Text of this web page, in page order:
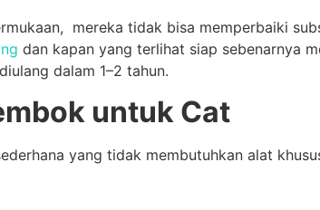
mereka tidak bisa memperbaiki
dan kapan yang terlihat siap sebenarnya
dalam 1–2 tahun.
untuk Cat
yang tidak membutuhkan alat